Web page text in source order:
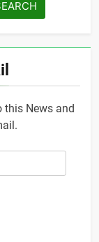
this News and